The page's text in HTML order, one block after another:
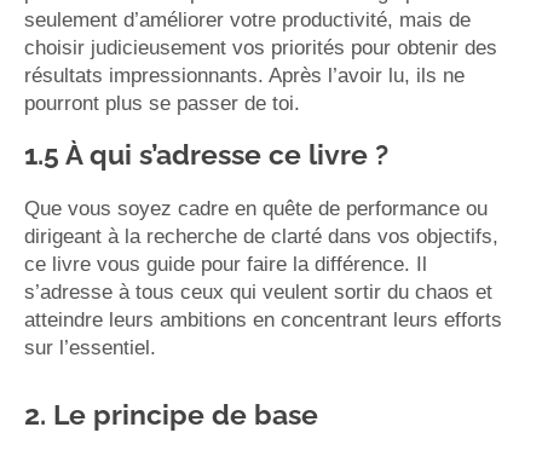
seulement d’améliorer votre productivité, mais de
choisir judicieusement vos priorités pour obtenir des
résultats impressionnants. Après l’avoir lu, ils ne
pourront plus se passer de toi.
1.5 À qui s’adresse ce livre ?
Que vous soyez cadre en quête de performance ou
dirigeant à la recherche de clarté dans vos objectifs,
ce livre vous guide pour faire la différence. Il
s’adresse à tous ceux qui veulent sortir du chaos et
atteindre leurs ambitions en concentrant leurs efforts
sur l’essentiel.
2. Le principe de base